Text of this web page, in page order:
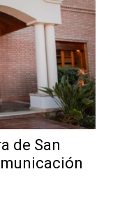
de San